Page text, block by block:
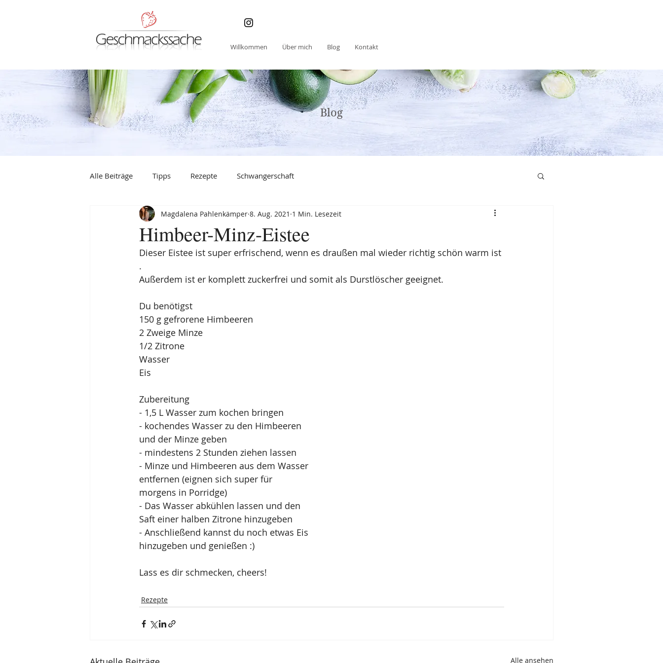
Willkommen Über mich Blog Kontakt
Blog
Alle Beiträge Tipps Rezepte Schwangerschaft
Himbeer-Minz-Eistee
Magdalena Pahlenkämper 8. Aug. 2021 1 Min. Lesezeit
Dieser Eistee ist super erfrischend, wenn es draußen mal wieder richtig schön warm ist
.
Außerdem ist er komplett zuckerfrei und somit als Durstlöscher geeignet.
Du benötigst
150 g gefrorene Himbeeren
2 Zweige Minze
1/2 Zitrone
Wasser
Eis
Zubereitung
- 1,5 L Wasser zum kochen bringen
- kochendes Wasser zu den Himbeeren
und der Minze geben
- mindestens 2 Stunden ziehen lassen
- Minze und Himbeeren aus dem Wasser
entfernen (eignen sich super für
morgens in Porridge)
- Das Wasser abkühlen lassen und den
Saft einer halben Zitrone hinzugeben
- Anschließend kannst du noch etwas Eis
hinzugeben und genießen :)
Lass es dir schmecken, cheers!
Rezepte
Alle ansehen